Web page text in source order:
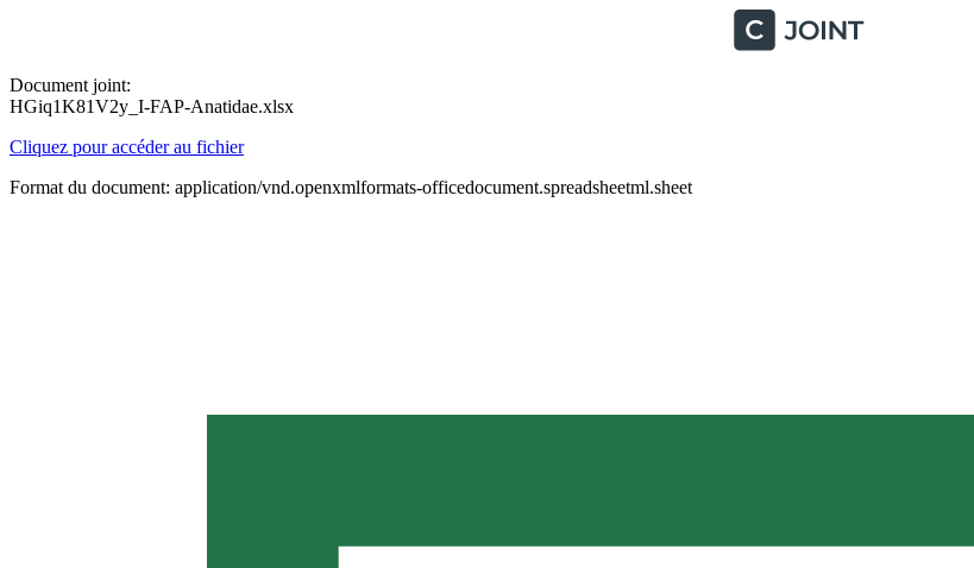
Document joint:
HGiq1K81V2y_I-FAP-Anatidae.xlsx
Cliquez pour accéder au fichier
Format du document: application/vnd.openxmlformats-officedocument.spreadsheetml.sheet